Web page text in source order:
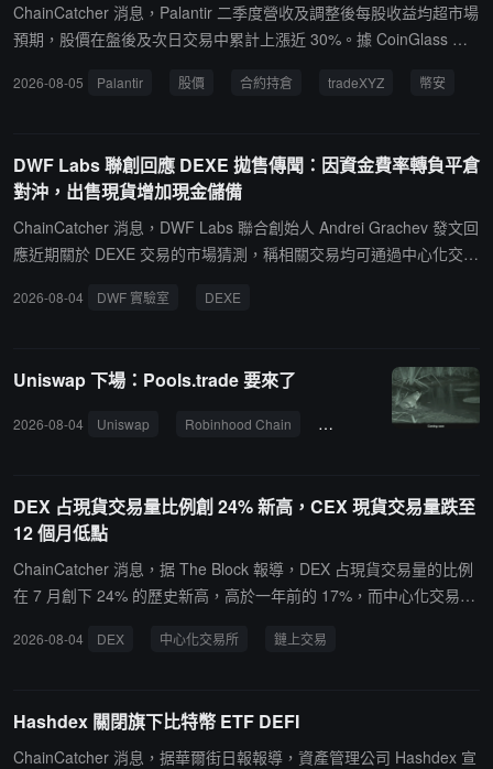
ChainCatcher 消息，Palantir 二季度營收及調整後每股收益均超市場
預期，股價在盤後及次日交易中累計上漲近 30%。據 CoinGlass 數
布來看，tradeXYZ、幣安與 Bitget 持倉量位列前三，其中：tradeXY
LTR，對應價值約 421.24 萬美元
2026-08-05 Palantir 股價 合約持倉 tradeXYZ 幣安
DWF Labs 聯創回應 DEXE 拋售傳聞：因資金費率轉負平倉
對沖，出售現貨增加現金儲備
ChainCatcher 消息，DWF Labs 聯合創始人 Andrei Grachev 發文回
應近期關於 DEXE 交易的市場猜測，稱相關交易均可通過中心化交易
024 年大量買入 DEXE、2025 年部分賣出獲利、10 月 10 日前後再
儲備。Grachev 稱，所有買賣操作均通過中心化交易所完成，交易平
台掌握相關帳戶信息，並批評部分付費 KOL 傳播"誤導性信息"。
2026-08-04 DWF 實驗室 DEXE
Uniswap 下場：Pools.trade 要來了
2026-08-04 Uniswap Robinhood Chain 代幣發行平台
DEX 占現貨交易量比例創 24% 新高，CEX 現貨交易量跌至
12 個月低點
ChainCatcher 消息，据 The Block 報導，DEX 占現貨交易量的比例
在 7 月創下 24% 的歷史新高，高於一年前的 17%，而中心化交易所
00 億美元。交易量下降部分被預測市場分流，也反映了整體加密興
善的體驗和成本將繼續推動用戶轉向鏈上替代方案。
2026-08-04 DEX 中心化交易所 鏈上交易
Hashdex 關閉旗下比特幣 ETF DEFI
ChainCatcher 消息，据華爾街日報報導，資產管理公司 Hashdex 宣